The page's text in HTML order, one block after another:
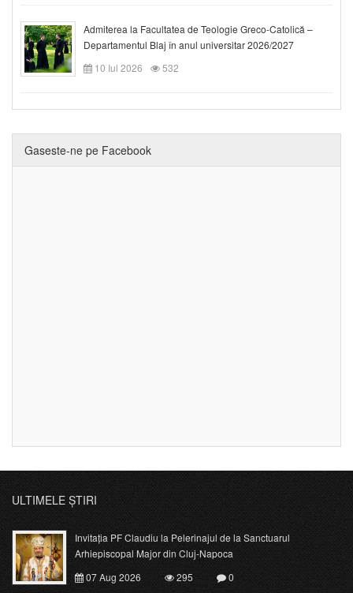
Admiterea la Facultatea de Teologie Greco-Catolică –
Departamentul Blaj în anul universitar 2026/2027
10 Iul 2026
532
Gaseste-ne pe Facebook
ULTIMELE ȘTIRI
Invitația PF Claudiu la Pelerinajul de la Sanctuarul
Arhiepiscopal Major din Cluj-Napoca
07 Aug 2026
295
0